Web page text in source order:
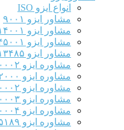
انواع ایزو ISO
مشاور ایزو ۹۰۰۱
مشاور ایزو ۱۴۰۰۱
مشاور ایزو ۴۵۰۰۱
مشاور ایزو ۱۳۴۸۵
مشاوره ایزو ۱۰۰۰۲
مشاوره ایزو ۲۲۰۰۰
مشاوره ایزو ۱۰۰۰۲
مشاوره ایزو ۱۰۰۰۳
مشاوره ایزو ۱۰۰۰۴
مشاوره ایزو ۱۵۱۸۹